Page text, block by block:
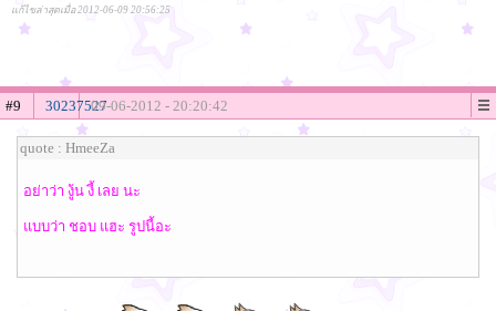
แก้ไขล่าสุดเมื่อ 2012-06-09 20:56:25
#9 3023752709-06-2012 - 20:20:42
quote : HmeeZa
อย่าว่า งู้น งี้ เลย นะ
แบบว่า ชอบ แฮะ รูปนี้อะ